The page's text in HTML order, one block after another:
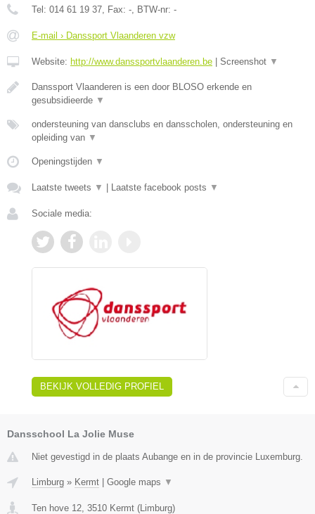
Tel: 014 61 19 37 , Fax: - , BTW-nr: -
E-mail › Danssport Vlaanderen vzw
Website: http://www.danssportvlaanderen.be Screenshot ▼
Danssport Vlaanderen is een door BLOSO erkende en
gesubsidieerde ▼
ondersteuning van dansclubs en dansscholen, ondersteuning en
opleiding van ▼
Openingstijden ▼
Laatste tweets ▼ Laatste facebook posts ▼
Sociale media:
BEKIJK VOLLEDIG PROFIEL
Dansschool La Jolie Muse
Niet gevestigd in de plaats Aubange en in de provincie Luxemburg.
Limburg » Kermt Google maps ▼
Ten hove 12 3510 Kermt ( Limburg)